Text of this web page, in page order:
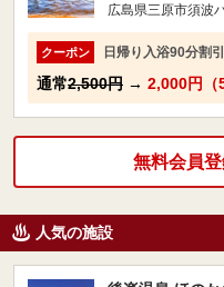
広島県三原市須波
クーポン 日帰り入浴90分割引
通常2,500円 → 2,000円（
無料会員
人気の施設